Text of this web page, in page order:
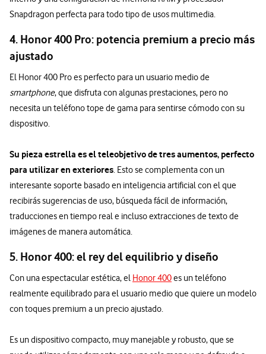
Snapdragon perfecta para todo tipo de usos multimedia.
4. Honor 400 Pro: potencia premium a precio más
ajustado
El Honor 400 Pro es perfecto para un usuario medio de
smartphone, que disfruta con algunas prestaciones, pero no
necesita un teléfono tope de gama para sentirse cómodo con su
dispositivo.
Su pieza estrella es el teleobjetivo de tres aumentos, perfecto
para utilizar en exteriores. Esto se complementa con un
interesante soporte basado en inteligencia artificial con el que
recibirás sugerencias de uso, búsqueda fácil de información,
traducciones en tiempo real e incluso extracciones de texto de
imágenes de manera automática.
5. Honor 400: el rey del equilibrio y diseño
Con una espectacular estética, el Honor 400es un teléfono
realmente equilibrado para el usuario medio que quiere un modelo
con toques premium a un precio ajustado.
Es un dispositivo compacto, muy manejable y robusto, que se